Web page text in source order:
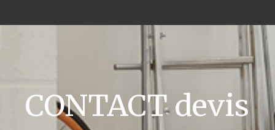
CONTACT devis